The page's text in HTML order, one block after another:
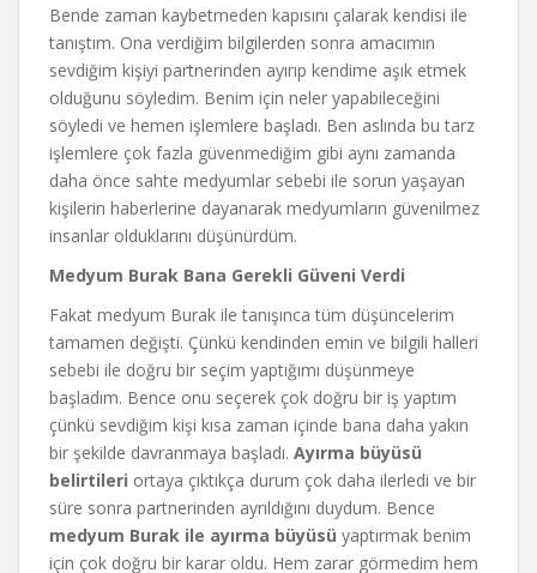
Bende zaman kaybetmeden kapısını çalarak kendisi ile
tanıştım. Ona verdiğim bilgilerden sonra amacımın
sevdiğim kişiyi partnerinden ayırıp kendime aşık etmek
olduğunu söyledim. Benim için neler yapabileceğini
söyledi ve hemen işlemlere başladı. Ben aslında bu tarz
işlemlere çok fazla güvenmediğim gibi aynı zamanda
daha önce sahte medyumlar sebebi ile sorun yaşayan
kişilerin haberlerine dayanarak medyumların güvenilmez
insanlar olduklarını düşünürdüm.
Medyum Burak Bana Gerekli Güveni Verdi
Fakat medyum Burak ile tanışınca tüm düşüncelerim
tamamen değişti. Çünkü kendinden emin ve bilgili halleri
sebebi ile doğru bir seçim yaptığımı düşünmeye
başladım. Bence onu seçerek çok doğru bir iş yaptım
çünkü sevdiğim kişi kısa zaman içinde bana daha yakın
bir şekilde davranmaya başladı. Ayırma büyüsü
belirtileri ortaya çıktıkça durum çok daha ilerledi ve bir
süre sonra partnerinden ayrıldığını duydum. Bence
medyum Burak ile ayırma büyüsü yaptırmak benim
için çok doğru bir karar oldu. Hem zarar görmedim hem